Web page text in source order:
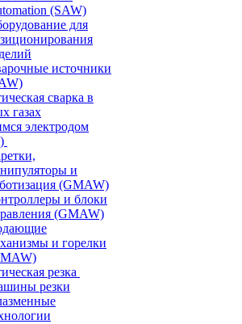
(SAW)
для
источники
сварка в
газах
электродом
и
(GMAW)
и блоки
(GMAW)
и горелки
резка
резки